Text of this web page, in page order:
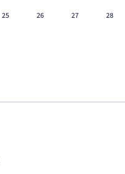
25 26 27 28